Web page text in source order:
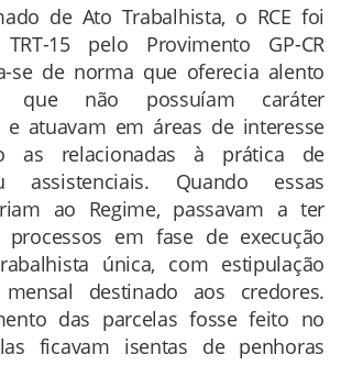
de Ato Trabalhista, o RCE foi
15 pelo Provimento GP-CR
se de norma que oferecia alento
que não possuíam caráter
e atuavam em áreas de interesse
as relacionadas à prática de
assistenciais. Quando essas
ao Regime, passavam a ter
processos em fase de execução
única, com estipulação
destinado aos credores.
das parcelas fosse feito no
ficavam isentas de penhoras